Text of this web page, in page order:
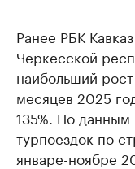
Ранее РБК Кавказ
Черкесской
наибольший рост
месяцев 2025
135%. По данным
турпоездок по
январе-ноябре